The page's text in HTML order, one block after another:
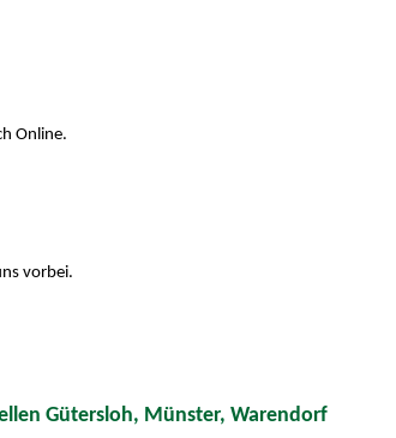
Online.
vorbei.
Gütersloh, Münster, Warendorf